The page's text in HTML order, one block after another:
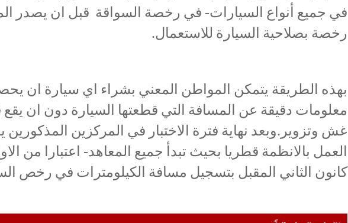
في جميع أنواع السيارات- في رخصة السواقة قبل ان يصدر
رخصة بصلاحية السيارة للاستعمال.
بهذه الطريقة يتمكن المواطن المعني بشراء اي سيارة ان
معلومات دقيقة عن المسافة التي قطعتها السيارة دون ان
غش وتزوير.وبعد نهاية فترة الاختبار في المركزين
العمل بالانظمة قطريا بحيث تبدأ جميع المعاهد- اعتبارا من
كانون الثاني المقبل بتسجيل مسافة الكيلومترات في رخص